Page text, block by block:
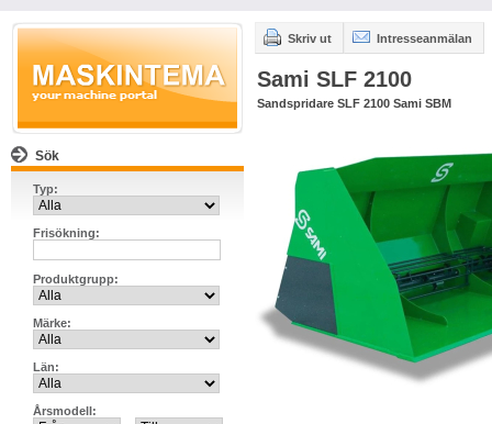
Sök
Typ:
Frisökning:
Produktgrupp:
Märke:
Län:
Årsmodell:
Skriv ut Intresseanmälan
Sami SLF 2100
Sandspridare SLF 2100 Sami SBM